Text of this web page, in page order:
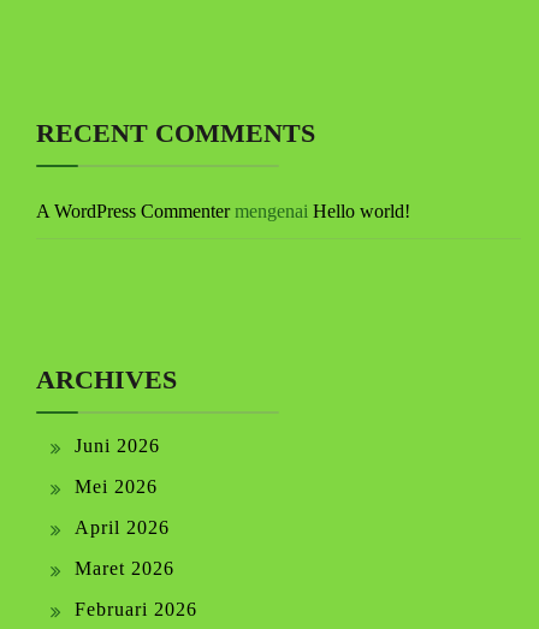
RECENT COMMENTS
A WordPress Commentermengenai Hello world!
ARCHIVES
Juni 2026
Mei 2026
April 2026
Maret 2026
Februari 2026